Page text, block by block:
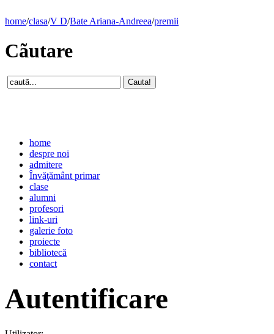
home/clasa/V D/Bate Ariana-Andreea/premii
Cãutare
home
despre noi
admitere
Învăţământ primar
clase
alumni
profesori
link-uri
galerie foto
proiecte
bibliotecă
contact
Autentificare